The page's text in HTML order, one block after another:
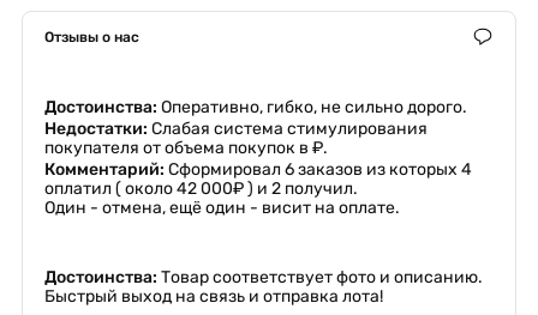
Отзывы о нас
Достоинства: Оперативно, гибко, не сильно дорого.
Недостатки: Слабая система стимулирования
покупателя от объема покупок в ₽.
Комментарий: Сформировал 6 заказов из которых 4
оплатил ( около 42 000₽ ) и 2 получил.
Один - отмена, ещё один - висит на оплате.
Достоинства: Товар соответствует фото и описанию.
Быстрый выход на связь и отправка лота!